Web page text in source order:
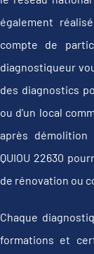
également
compte de
diagnostiqueur
des diagnostics
ou d'un local
après
QUIOU 22630
de rénovation ou
Chaque
formations et